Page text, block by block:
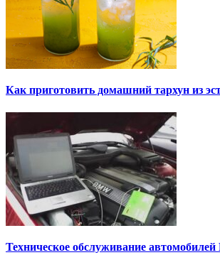
Как приготовить домашний тархун из
Техническое обслуживание